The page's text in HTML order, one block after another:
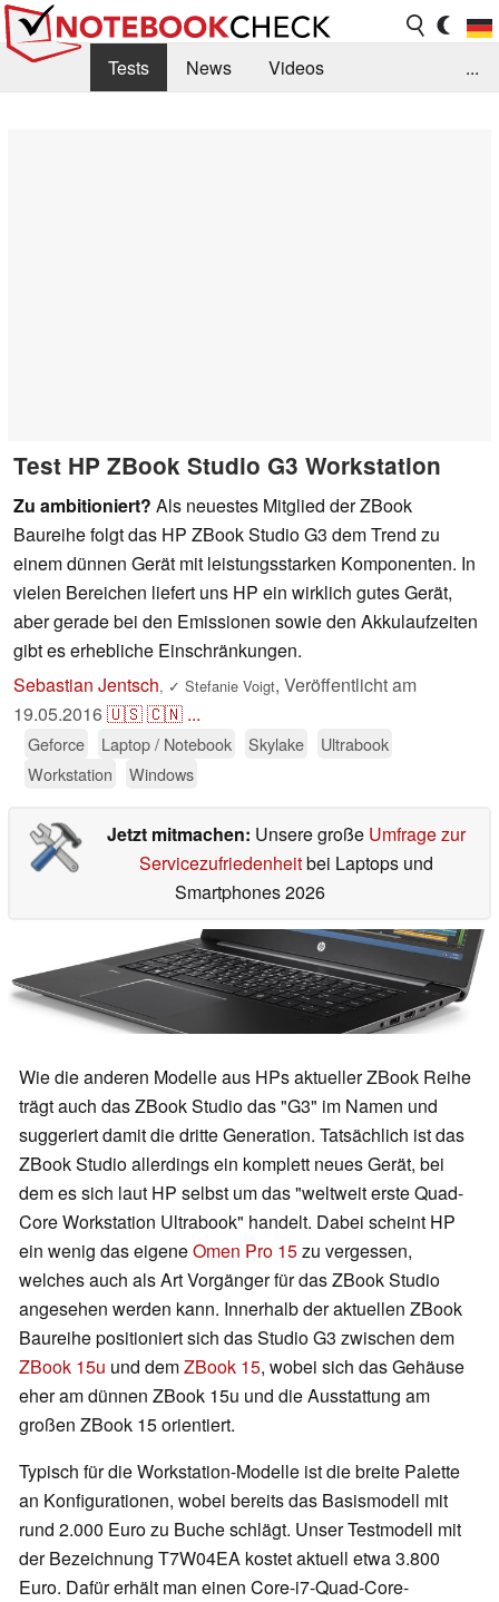
Tests News
Videos
...
Test HP ZBook Studio G3 Workstation
Zu ambitioniert? Als neuestes Mitglied der ZBook
Baureihe folgt das HP ZBook Studio G3 dem Trend zu
einem dünnen Gerät mit leistungsstarken Komponenten. In
vielen Bereichen liefert uns HP ein wirklich gutes Gerät,
aber gerade bei den Emissionen sowie den Akkulaufzeiten
gibt es erhebliche Einschränkungen.
Sebastian Jentsch, ✓ Stefanie Voigt, Veröffentlicht am
19.05.2016🇺🇸🇨🇳 ...
Geforce Laptop / Notebook Skylake
Ultrabook
Workstation
Windows
Jetzt mitmachen: Unsere große Umfrage zur
Servicezufriedenheitbei Laptops und
Smartphones 2026
Wie die anderen Modelle aus HPs aktueller ZBook Reihe
trägt auch das ZBook Studio das "G3" im Namen und
suggeriert damit die dritte Generation. Tatsächlich ist das
ZBook Studio allerdings ein komplett neues Gerät, bei
dem es sich laut HP selbst um das "weltweit erste Quad-
Core Workstation Ultrabook" handelt. Dabei scheint HP
ein wenig das eigeneOmen Pro 15zu vergessen,
welches auch als Art Vorgänger für das ZBook Studio
angesehen werden kann. Innerhalb der aktuellen ZBook
Baureihe positioniert sich das Studio G3 zwischen dem
ZBook 15u und demZBook 15, wobei sich das Gehäuse
eher am dünnen ZBook 15u und die Ausstattung am
großen ZBook 15 orientiert.
Typisch für die Workstation-Modelle ist die breite Palette
an Konfigurationen, wobei bereits das Basismodell mit
rund 2.000 Euro zu Buche schlägt. Unser Testmodell mit
der Bezeichnung T7W04EA kostet aktuell etwa 3.800
Euro. Dafür erhält man einen Core-i7-Quad-Core-